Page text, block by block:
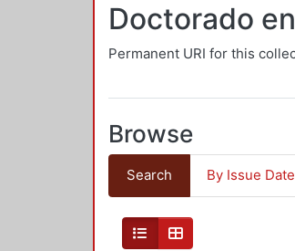
Doctorado
Permanent URI for this
Browse
Search By Issue Date